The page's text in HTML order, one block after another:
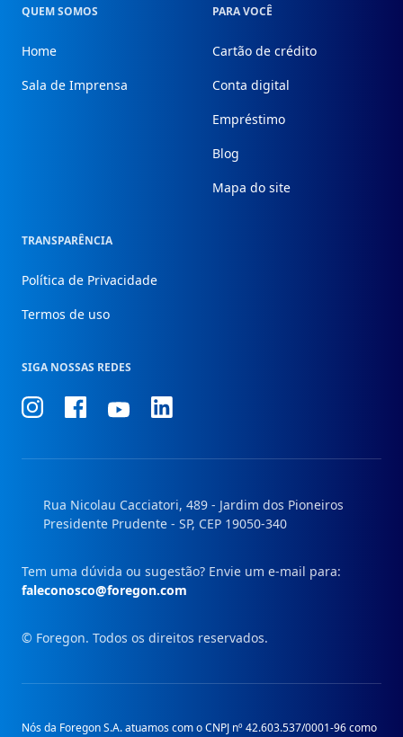
QUEM SOMOS
Home
Sala de Imprensa
PARA VOCÊ
Cartão de crédito
Conta digital
Empréstimo
Blog
Mapa do site
TRANSPARÊNCIA
Política de Privacidade
Termos de uso
SIGA NOSSAS REDES
ConheçaConheçaConheçaConheça
Rua Nicolau Cacciatori, 489 - Jardim dos Pioneiros
Presidente Prudente - SP, CEP 19050-340
Tem uma dúvida ou sugestão? Envie um e-mail para:
faleconosco@foregon.com
© Foregon. Todos os direitos reservados.
Nós da Foregon S.A. atuamos com o CNPJ nº 42.603.537/0001-96 como